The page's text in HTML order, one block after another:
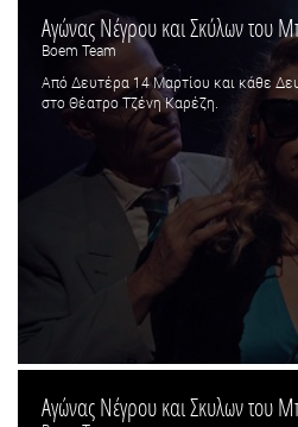
Αγώνας Νέγρου και Σκύλων του
Boem Team
Από Δευτέρα 14 Μαρτίου και κάθε
στο Θέατρο Τζένη Καρέζη.
Αγώνας Νέγρου και Σκυλων του